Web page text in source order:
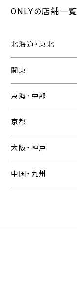
ONLYの店舗一覧
北海道・東北
関東
東海・中部
京都
大阪・神戸
中国・九州